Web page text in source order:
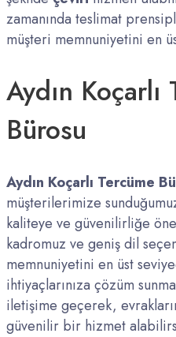
zamanında teslimat
müşteri memnuniyetini en
Aydın Koçarlı
Bürosu
Aydın Koçarlı Tercüme
müşterilerimize
kaliteye ve güvenilirliğe
kadromuz ve geniş dil
memnuniyetini en üst
ihtiyaçlarınıza çözüm
iletişime geçerek,
güvenilir bir hizmet